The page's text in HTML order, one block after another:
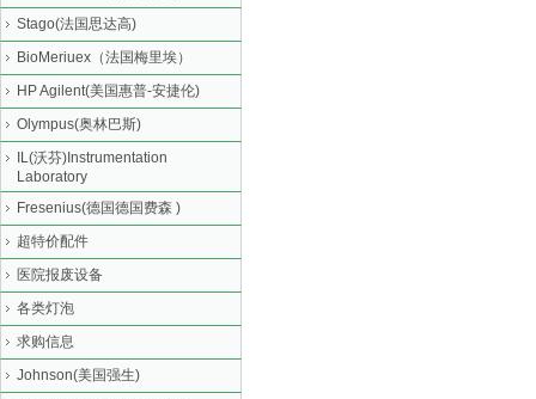
Stago(法国思达高)
BioMeriuex（法国梅里埃）
HP Agilent(美国惠普-安捷伦)
Olympus(奥林巴斯)
IL(沃芬)Instrumentation
Laboratory
Fresenius(德国德国费森 )
超特价配件
医院报废设备
各类灯泡
求购信息
Johnson(美国强生)